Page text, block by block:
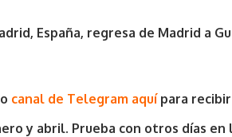
España, regresa de Madrid a
canal de Telegram aquí para
y abril. Prueba con otros días